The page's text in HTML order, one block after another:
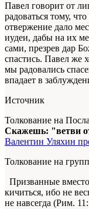
Павел говорит от
радоваться тому,
отвержение дало
иудеи, дабы на их
сами, презрев дар
спастись. Павел же
мы радовались
впадает в
Источник
Толкование на
Скажешь: "ветви
Валентин Уляхин
Толкование на
Призванные
кичиться, ибо не
не навсегда (Рим.